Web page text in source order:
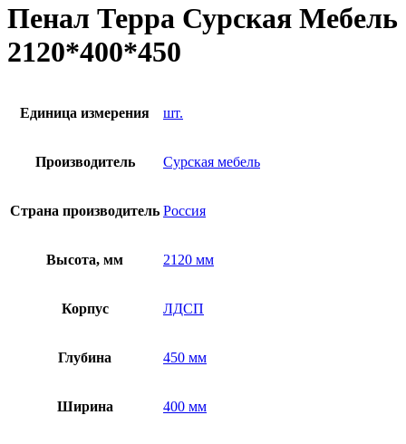
Пенал Терра Сурская Мебель
2120*400*450
Единица измерения шт.
Производитель Сурская мебель
Страна производитель Россия
Высота, мм 2120 мм
Корпус ЛДСП
Глубина 450 мм
Ширина 400 мм